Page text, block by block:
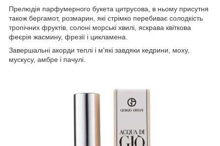
Прелюдія парфумерного букета цитрусова, в ньому присутня
також бергамот, розмарин, які стрімко перебиває солодкість
тропічних фруктів, солоні морські хвилі, яскрава квіткова
феєрія жасмину, фрезії і цикламена.
Завершальні акорди теплі і м'які завдяки кедрини, моху,
мускусу, амбре і пачулі.